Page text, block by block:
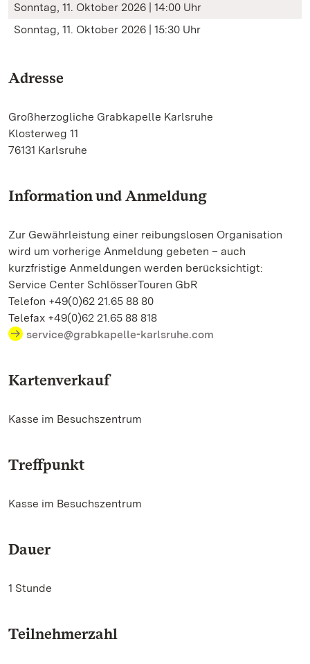
Sonntag, 11. Oktober 2026 | 14:00 Uhr
Sonntag, 11. Oktober 2026 | 15:30 Uhr
Adresse
Großherzogliche Grabkapelle Karlsruhe
Klosterweg 11
76131 Karlsruhe
Information und Anmeldung
Zur Gewährleistung einer reibungslosen Organisation
wird um vorherige Anmeldung gebeten – auch
kurzfristige Anmeldungen werden berücksichtigt:
Service Center SchlösserTouren GbR
Telefon +49(0)62 21.65 88 80
Telefax +49(0)62 21.65 88 818
service@grabkapelle-karlsruhe.com
Kartenverkauf
Kasse im Besuchszentrum
Treffpunkt
Kasse im Besuchszentrum
Dauer
1 Stunde
Teilnehmerzahl